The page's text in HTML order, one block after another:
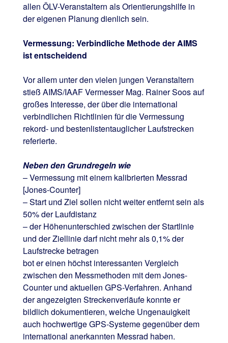
allen ÖLV-Veranstaltern als Orientierungshilfe in
der eigenen Planung dienlich sein.
Vermessung: Verbindliche Methode der AIMS
ist entscheidend
Vor allem unter den vielen jungen Veranstaltern
stieß AIMS/IAAF Vermesser Mag. Rainer Soos auf
großes Interesse, der über die international
verbindlichen Richtlinien für die Vermessung
rekord- und bestenlistentauglicher Laufstrecken
referierte.
Neben den Grundregeln wie
– Vermessung mit einem kalibrierten Messrad
[Jones-Counter]
– Start und Ziel sollen nicht weiter entfernt sein als
50% der Laufdistanz
– der Höhenunterschied zwischen der Startlinie
und der Ziellinie darf nicht mehr als 0,1% der
Laufstrecke betragen
bot er einen höchst interessanten Vergleich
zwischen den Messmethoden mit dem Jones-
Counter und aktuellen GPS-Verfahren. Anhand
der angezeigten Streckenverläufe konnte er
bildlich dokumentieren, welche Ungenauigkeit
auch hochwertige GPS-Systeme gegenüber dem
international anerkannten Messrad haben.